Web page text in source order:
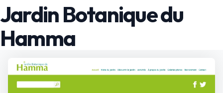
Jardin Botanique du
Hamma